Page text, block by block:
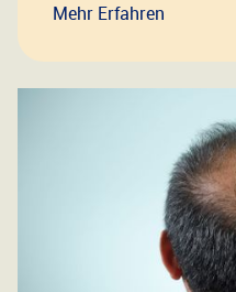
Mehr Erfahren